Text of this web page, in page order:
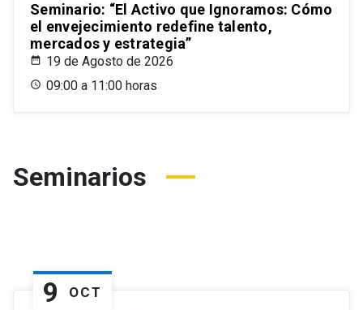
Seminario: “El Activo que Ignoramos: Cómo
el envejecimiento redefine talento,
mercados y estrategia”
19 de Agosto de 2026
09:00 a 11:00 horas
Seminarios
9 OCT